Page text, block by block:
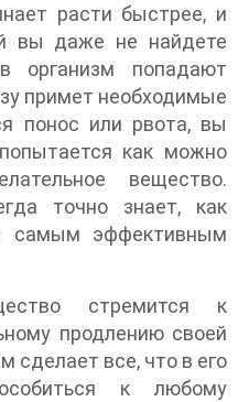
расти быстрее, и
вы даже не найдете
организм попадают
примет необходимые
понос или рвота, вы
как можно
вещество.
точно знает, как
самым эффективным
стремится к
продлению своей
сделает все, что в его
к любому